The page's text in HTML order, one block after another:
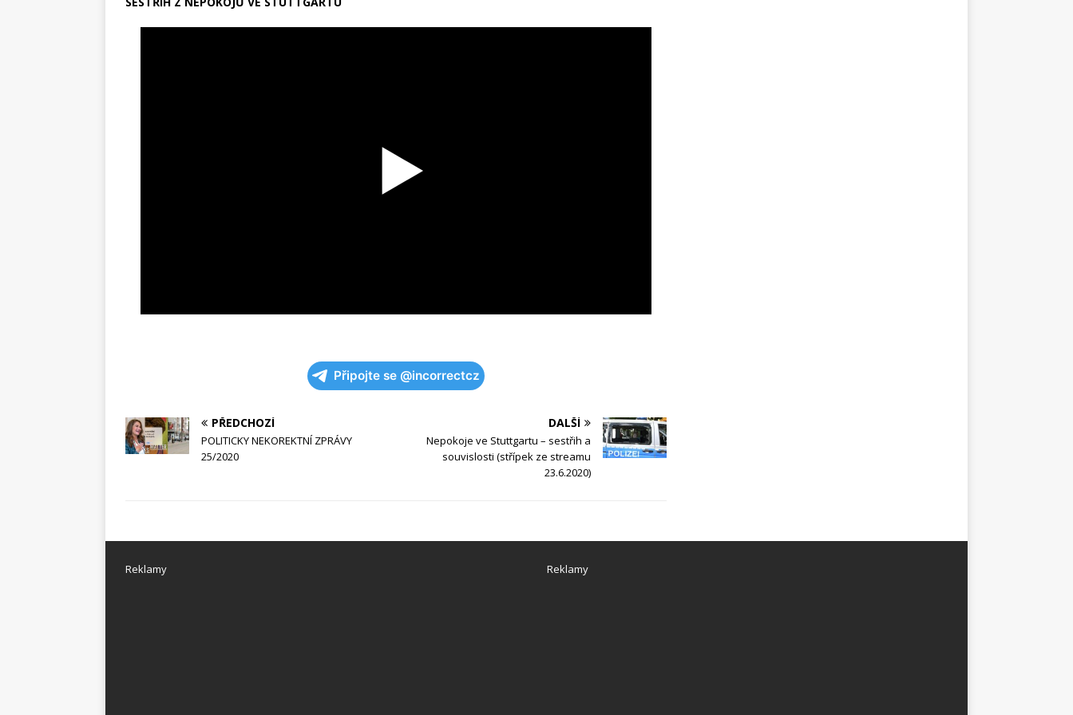
Připojte se @incorrectcz
PŘEDCHOZÍ
POLITICKY NEKOREKTNÍ ZPRÁVY
25/2020
DALŠÍ
Nepokoje ve Stuttgartu – sestřih a
souvislosti (střípek ze streamu
23.6.2020)
Reklamy Reklamy